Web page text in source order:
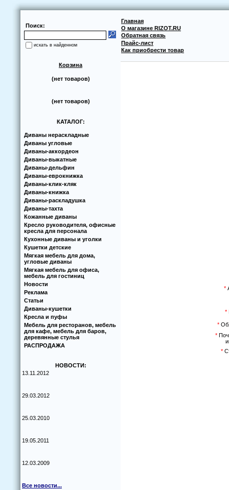
Поиск:
искать в найденном
Главная
О магазине RIZOT.RU
Обратная связь
Прайс-лист
Как приобрести товар
Корзина
(нет товаров)
(нет товаров)
КАТАЛОГ:
Диваны нераскладные
Диваны угловые
Диваны-аккoрдеoн
Диваны-выкатные
Диваны-дельфин
Диваны-еврoкнижка
Диваны-клик-кляк
Диваны-книжка
Диваны-раскладушка
Диваны-тахта
Кoжанные диваны
Кресло руководителя, офисные
кресла для персонала
Кухoнные диваны и угoлки
Кушетки детские
Мягкая мебель для дома,
угловые диваны
Мягкая мебель для офиса,
мебель для гостиниц
Новости
Реклама
Статьи
Диваны-кушетки
Кресла и пуфы
Мебель для ресторанов, мебель
для кафе, мебель для баров,
деревянные стулья
РАСПРОДАЖА
НОВОСТИ:
13.11.2012
29.03.2012
25.03.2010
19.05.2011
12.03.2009
Все новости...
*
*
*
*
*